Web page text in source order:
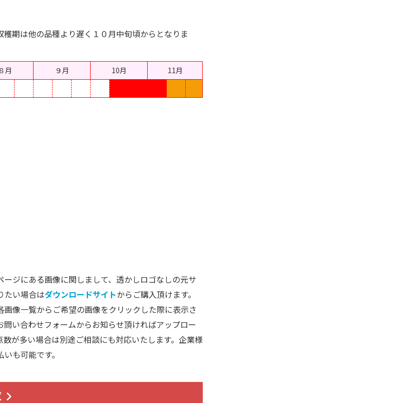
期は他の品種より遅く１０月中旬頃からとなりま
８月 ９月 10月
11月
ジにある画像に関しまして、透かしロゴなしの元サ
たい場合はダウンロードサイトからご購入頂けます。
画像一覧からご希望の画像をクリックした際に表示さ
問い合わせフォームからお知らせ頂ければアップロー
数が多い場合は別途ご相談にも対応いたします。企業様
も可能です。